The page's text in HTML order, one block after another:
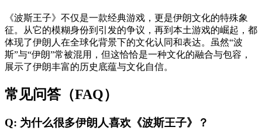
《波斯王子》不仅是一款经典游戏，更是伊朗文化的特殊象
征。从它的模糊身份到引发的争议，再到本土游戏的崛起，都
体现了伊朗人在全球化背景下的文化认同和表达。虽然“波
斯”与“伊朗”常被混用，但这恰恰是一种文化的融合与包容，
展示了伊朗丰富的历史底蕴与文化自信。
常见问答（FAQ）
Q: 为什么很多伊朗人喜欢《波斯王子》？